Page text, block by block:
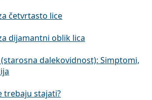
četvrtasto lice
dijamantni oblik lica
dalekovidnost): Simptomi,
trebaju stajati?